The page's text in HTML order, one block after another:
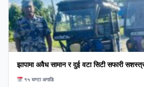
झापामा अवैध सामान र दुई वटा सिटी सफारी
१५ घण्टा अगाडि